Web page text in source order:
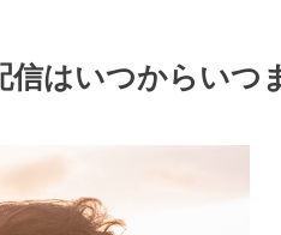
はいつからいつ